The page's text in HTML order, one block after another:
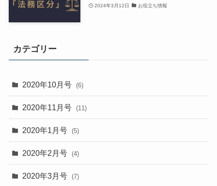
2024年3月12日 お役立ち情報
カテゴリー
2020年10月号 (6)
2020年11月号 (11)
2020年1月号 (5)
2020年2月号 (4)
2020年3月号 (7)